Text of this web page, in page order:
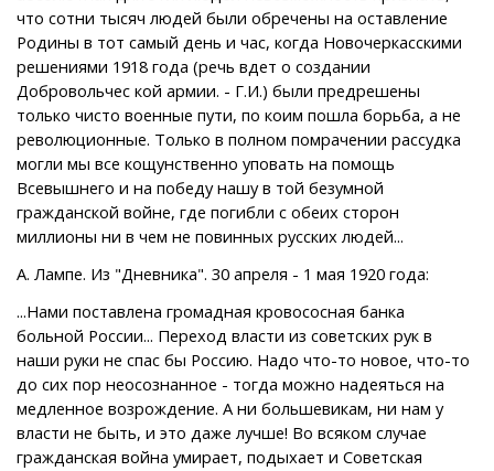
что сотни тысяч людей были обречены на оставление
Родины в тот самый день и час, когда Новочеркасскими
решениями 1918 года (речь вдет о создании
Добровольчес кой армии. - Г.И.) были предрешены
только чисто военные пути, по коим пошла борьба, а не
революционные. Только в полном помрачении рассудка
могли мы все кощунственно уповать на помощь
Всевышнего и на победу нашу в той безумной
гражданской войне, где погибли с обеих сторон
миллионы ни в чем не повинных русских людей...
А. Лампе. Из "Дневника". 30 апреля - 1 мая 1920 года:
...Нами поставлена громадная кровососная банка
больной России... Переход власти из советских рук в
наши руки не спас бы Россию. Надо что-то новое, что-то
до сих пор неосознанное - тогда можно надеяться на
медленное возрождение. А ни большевикам, ни нам у
власти не быть, и это даже лучше! Во всяком случае
гражданская война умирает, подыхает и Советская